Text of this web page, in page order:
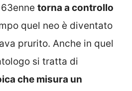
torna a controllo
quel neo è diventato
prurito. Anche in quel
si tratta di
che misura un